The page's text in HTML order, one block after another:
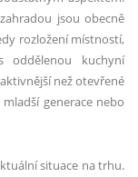
jsou obecně
rozložení místností,
kuchyní
než otevřené
generace nebo
situace na trhu.